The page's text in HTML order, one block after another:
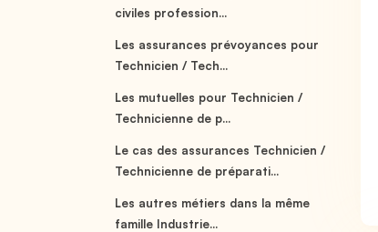
civiles profession...
Les assurances prévoyances pour
Technicien / Tech...
Les mutuelles pour Technicien /
Technicienne de p...
Le cas des assurances Technicien /
Technicienne de préparati...
Les autres métiers dans la même
famille Industrie...